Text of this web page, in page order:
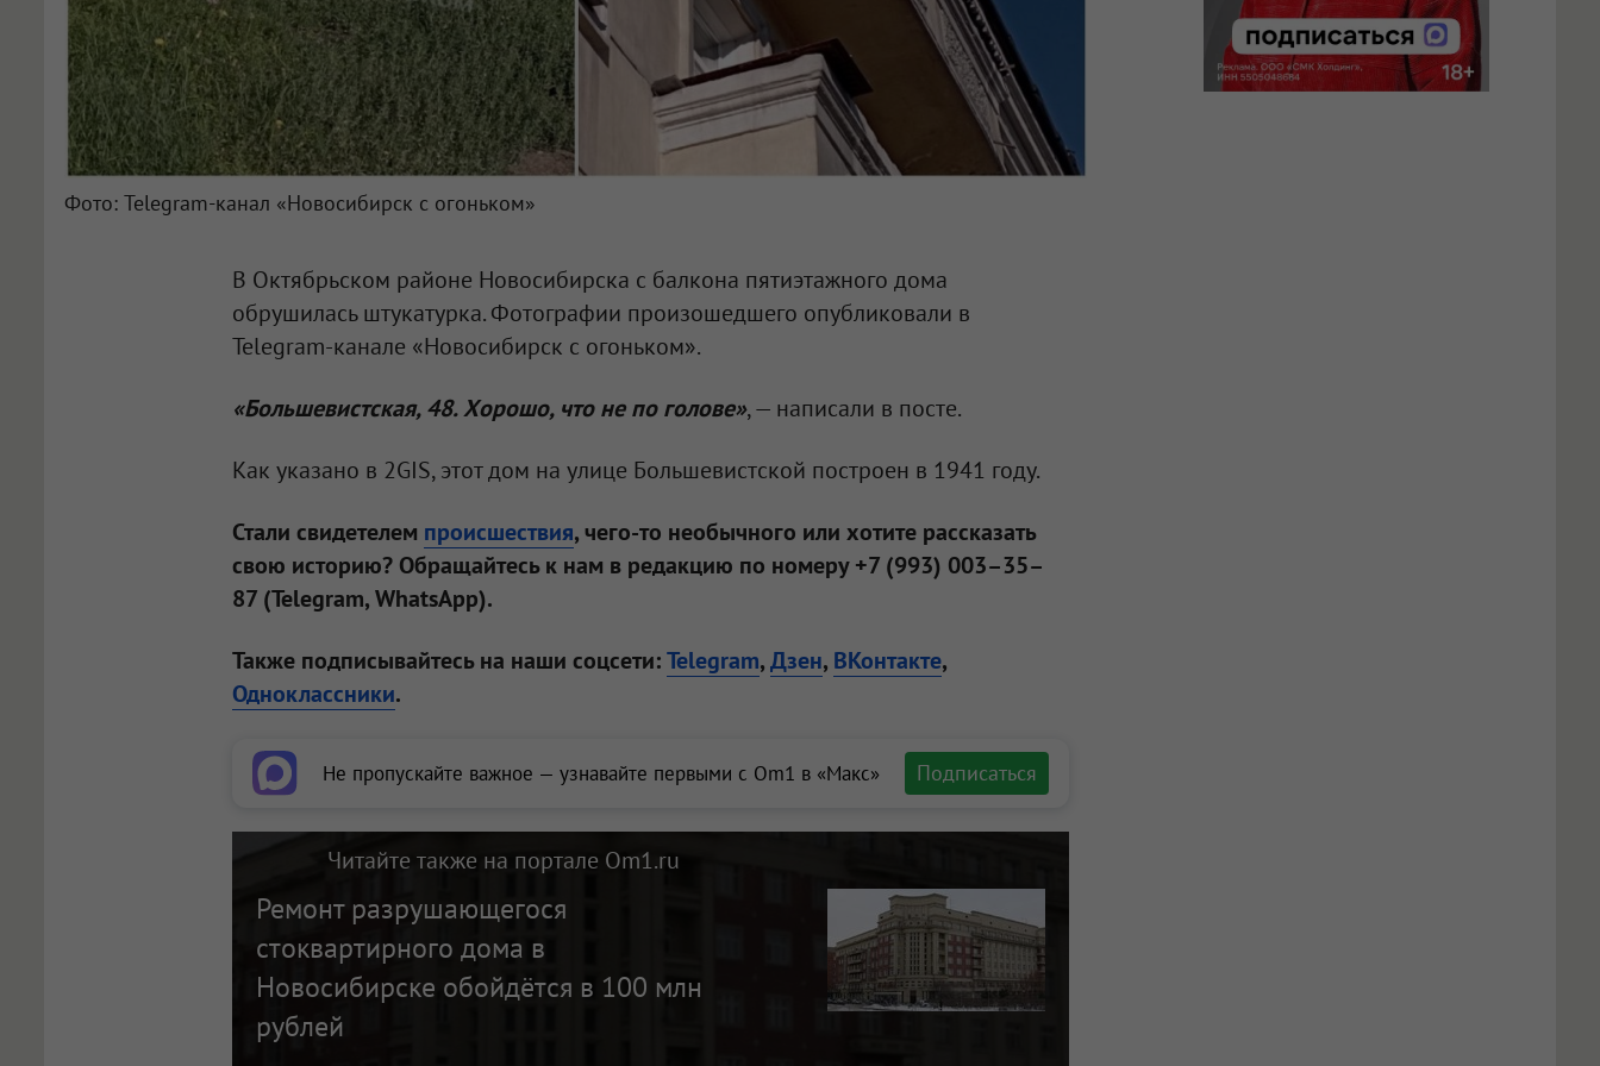
Фото: Telegram-канал «Новосибирск с огоньком»
В Октябрьском районе Новосибирска с балкона пятиэтажного дома
обрушилась штукатурка. Фотографии произошедшего опубликовали в
Telegram-канале «Новосибирск с огоньком».
«Большевистская, 48. Хорошо, что не по голове», — написали в посте.
Как указано в 2GIS, этот дом на улице Большевистской построен в 1941 году.
Стали свидетелем происшествия, чего-то необычного или хотите рассказать
свою историю? Обращайтесь к нам в редакцию по номеру +7 (993) 003–35–
87 (Telegram, WhatsApp).
Также подписывайтесь на наши соцсети:Telegram,Дзен, ВКонтакте,
Одноклассники.
Не пропускайте важное — узнавайте первыми с Om1 в «Макс» Подписаться
Читайте также на портале Om1.ru
Ремонт разрушающегося
стоквартирного дома в
Новосибирске обойдётся в 100 млн
рублей